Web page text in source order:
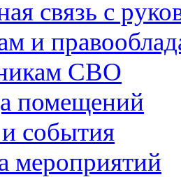
связь с
и
СВО
помещений
события
мероприятий